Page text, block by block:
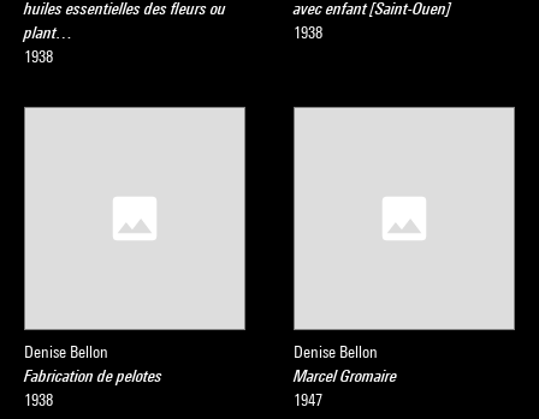
huiles essentielles des fleurs ou
plant…
1938
avec enfant [Saint-Ouen]
1938
Denise Bellon
Fabrication de pelotes
1938
Denise Bellon
Marcel Gromaire
1947